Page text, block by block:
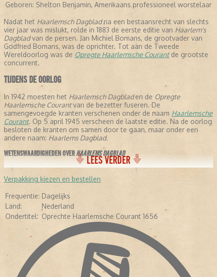
Geboren: Shelton Benjamin, Amerikaans professioneel worstelaar
Nadat het Haarlemsch Dagbladna een bestaansrecht van slechts
vier jaar was mislukt, rolde in 1883 de eerste editie van Haarlem's
Dagbladvan de persen. Jan Michiel Bomans, de grootvader van
Godfried Bomans, was de oprichter. Tot aan de Tweede
Wereldoorlog was de Opregte Haarlemsche Courantde grootste
concurrent.
TIJDENS DE OORLOG
In 1942 moesten het Haarlemsch Dagbladen de Opregte
Haarlemsche Courantvan de bezetter fuseren. De
samengevoegde kranten verschenen onder de naam Haarlemsche
Courant. Op 5 april 1945 verscheen de laatste editie. Na de oorlog
besloten de kranten om samen door te gaan, maar onder een
andere naam: Haarlems Dagblad.
WETENSWAARDIGHEDEN OVERHAARLEMS DAGBLAD
- De krant stelt dat ze de oudste krant verschijnende krant ter
wereld is, omdat ze is samengegaan met de
Courant
- In de negentiende eeuw schreven een aantal letterkundigen voor
de krant: Conrad Busken Huet en Eduard Douwes Dekker, beter
bekend als Multatuli.
- In 1948 kreeg de krant de toevoeging:Oprechte haarlemsche
Courant 1656.
In 2005 veranderde de avondkrant in een ochtendkrant.
- Diverse bekende Nederlanders hebben voor de krant geschreven,
waaronder Pim Fortuyn, Mart Smeets, Brigitte Kaandorp en Heleen
van Royen.
- In april 2013 verscheen de krant voor het eerst als tabloid.
LEES VERDER
Verpakking kiezen en bestellen
Frequentie: Dagelijks
Land:
Nederland
Ondertitel: Oprechte Haarlemsche Courant 1656